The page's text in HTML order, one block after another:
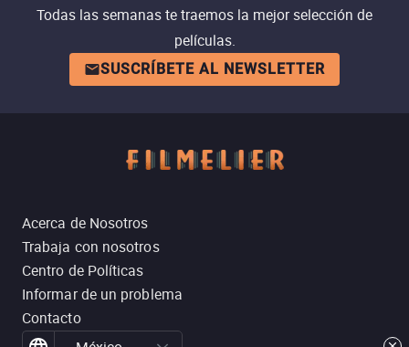
Todas las semanas te traemos la mejor selección de
películas.
SUSCRÍBETE AL NEWSLETTER
Acerca de Nosotros
Trabaja con nosotros
Centro de Políticas
Informar de un problema
Contacto